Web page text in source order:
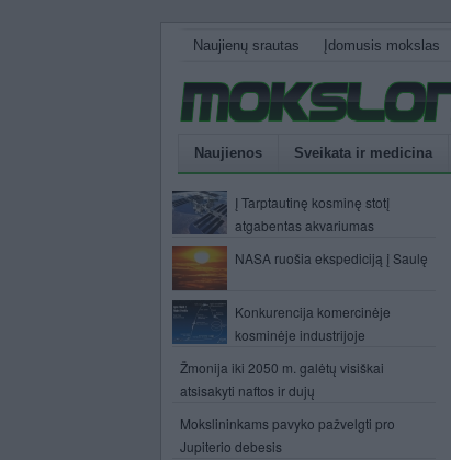
Naujienų srautas Įdomusis mokslas
Naujienos Sveikata ir medicina
Į Tarptautinę kosminę stotį
atgabentas akvariumas
NASA ruošia ekspediciją į Saulę
Konkurencija komercinėje
kosminėje industrijoje
Žmonija iki 2050 m. galėtų visiškai
atsisakyti naftos ir dujų
Mokslininkams pavyko pažvelgti pro
Jupiterio debesis